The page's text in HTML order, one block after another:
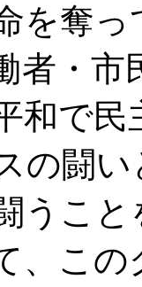
を奪
者・
和で
の闘
うこ
、この